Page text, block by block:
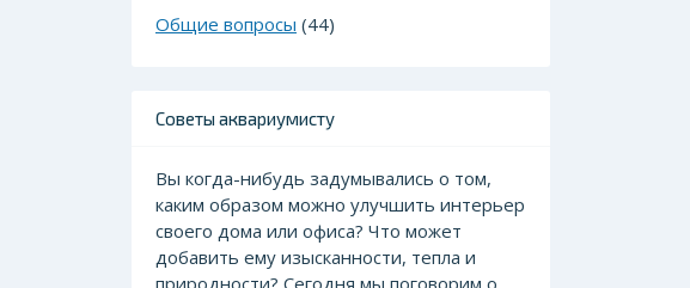
Общие вопросы (44)
Советы аквариумисту
Вы когда-нибудь задумывались о том,
каким образом можно улучшить интерьер
своего дома или офиса? Что может
добавить ему изысканности, тепла и